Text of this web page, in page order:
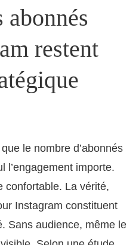
restent
le nombre d’abonnés
l’engagement importe.
confortable. La vérité,
Instagram constituent
Sans audience, même le